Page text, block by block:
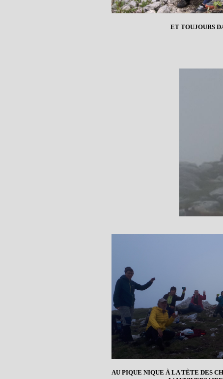
ET TOUJOURS
AU PIQUE NIQUE À LA TÈTE DES